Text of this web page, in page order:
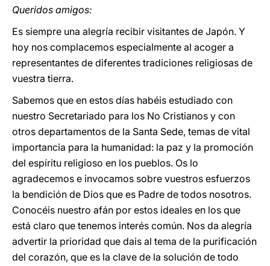
Queridos amigos:
Es siempre una alegría recibir visitantes de Japón. Y
hoy nos complacemos especialmente al acoger a
representantes de diferentes tradiciones religiosas de
vuestra tierra.
Sabemos que en estos días habéis estudiado con
nuestro Secretariado para los No Cristianos y con
otros departamentos de la Santa Sede, temas de vital
importancia para la humanidad: la paz y la promoción
del espíritu religioso en los pueblos. Os lo
agradecemos e invocamos sobre vuestros esfuerzos
la bendición de Dios que es Padre de todos nosotros.
Conocéis nuestro afán por estos ideales en los que
está claro que tenemos interés común. Nos da alegría
advertir la prioridad que dais al tema de la purificación
del corazón, que es la clave de la solución de todo